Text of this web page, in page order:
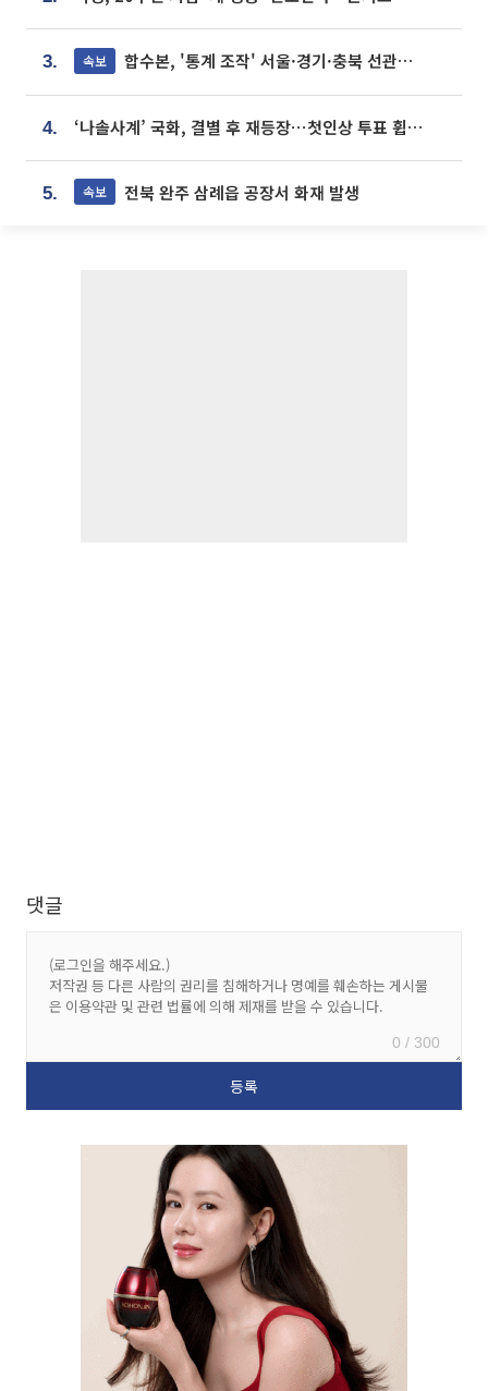
3. 속보 합수본, '통계 조작' 서울·경기·충북 선관위 등 추가 압수수색
4. ‘나솔사계’ 국화, 결별 후 재등장⋯첫인상 투표 휩쓸고 ‘인기녀’ 등극
5. 속보 전북 완주 삼례읍 공장서 화재 발생
댓글
0 / 300